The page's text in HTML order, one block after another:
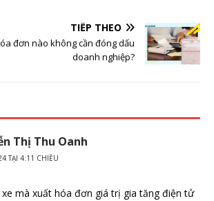
TIẾP THEO
đơn nào không cần đóng dấu
doanh nghiệp?
Thị Thu Oanh
TẠI 4:11 CHIỀU
xe mà xuất hóa đơn giá trị gia tăng điện tử